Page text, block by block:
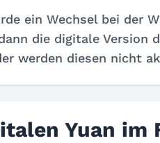
ein Wechsel bei der
die digitale Version
werden diesen nicht
Yuan im